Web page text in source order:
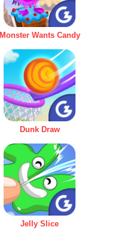
Monster Wants Candy
Dunk Draw
Jelly Slice